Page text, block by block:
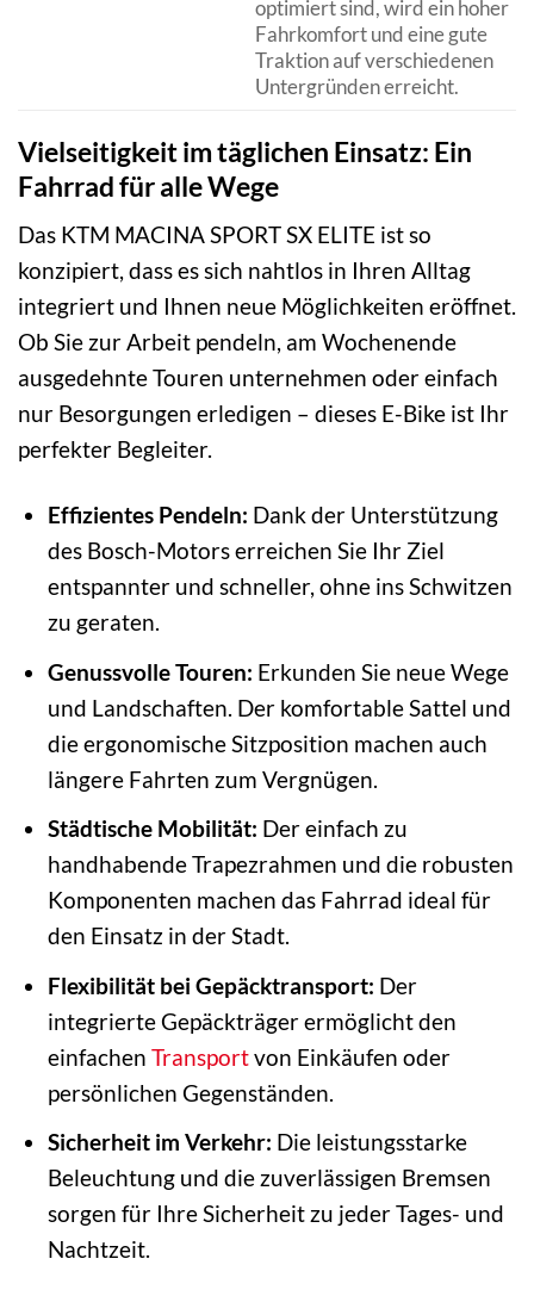
optimiert sind, wird ein hoher
Fahrkomfort und eine gute
Traktion auf verschiedenen
Untergründen erreicht.
Vielseitigkeit im täglichen Einsatz: Ein
Fahrrad für alle Wege
Das KTM MACINA SPORT SX ELITE ist so
konzipiert, dass es sich nahtlos in Ihren Alltag
integriert und Ihnen neue Möglichkeiten eröffnet.
Ob Sie zur Arbeit pendeln, am Wochenende
ausgedehnte Touren unternehmen oder einfach
nur Besorgungen erledigen – dieses E-Bike ist Ihr
perfekter Begleiter.
Effizientes Pendeln: Dank der Unterstützung
des Bosch-Motors erreichen Sie Ihr Ziel
entspannter und schneller, ohne ins Schwitzen
zu geraten.
Genussvolle Touren: Erkunden Sie neue Wege
und Landschaften. Der komfortable Sattel und
die ergonomische Sitzposition machen auch
längere Fahrten zum Vergnügen.
Städtische Mobilität: Der einfach zu
handhabende Trapezrahmen und die robusten
Komponenten machen das Fahrrad ideal für
den Einsatz in der Stadt.
Flexibilität bei Gepäcktransport: Der
integrierte Gepäckträger ermöglicht den
einfachen Transportvon Einkäufen oder
persönlichen Gegenständen.
Sicherheit im Verkehr: Die leistungsstarke
Beleuchtung und die zuverlässigen Bremsen
sorgen für Ihre Sicherheit zu jeder Tages- und
Nachtzeit.